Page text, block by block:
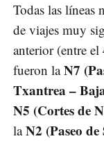
Todas las líneas
de viajes muy
anterior (entre
fueron laN7
Txantrea –
N5 (Cortes de
laN2 (Paseo